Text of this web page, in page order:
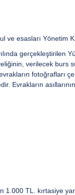
ve esasları Yönetim
gerçekleştirilen
verilecek burs
Evrakların
TL. kırtasiye